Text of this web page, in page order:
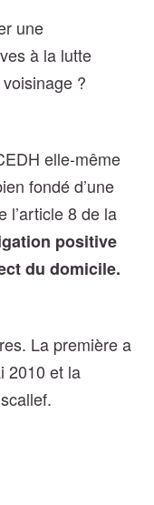
une
à la lutte
?
elle-même
fondé d’une
l’article 8 de la
positive
du domicile.
La première a
2010 et la